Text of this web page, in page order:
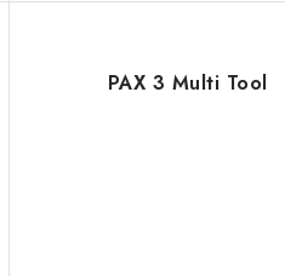
PAX 3 Multi Tool